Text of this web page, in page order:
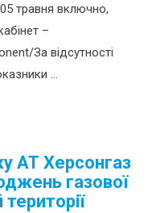
травня включно,
–
За відсутності
...
АТ Херсонгаз
газової